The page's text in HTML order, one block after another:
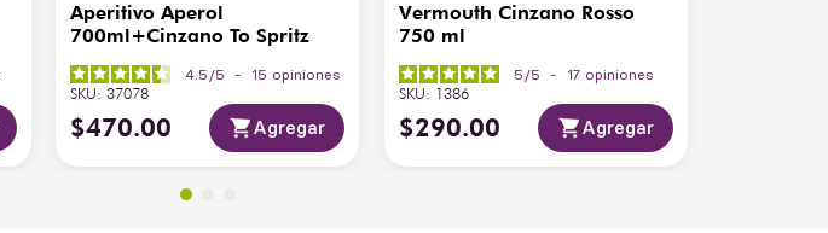
Aperitivo Aperol
700ml+Cinzano To Spritz
4.5 /5 - 15 opiniones
SKU:37078
$470.00 Agregar
Vermouth Cinzano Rosso
750 ml
5 /5 - 17 opiniones
SKU: 1386
$290.00 Agregar